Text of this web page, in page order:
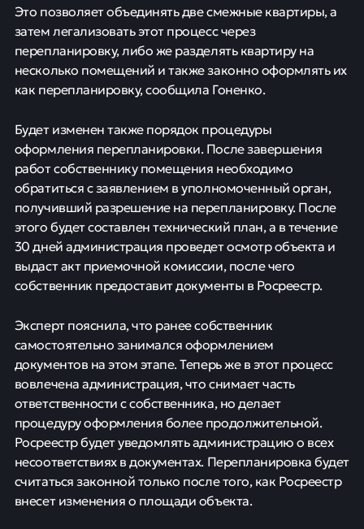
Это позволяет объединять две смежные квартиры, а
затем легализовать этот процесс через
перепланировку, либо же разделять квартиру на
несколько помещений и также законно оформлять их
как перепланировку, сообщила Гоненко.
Будет изменен также порядок процедуры
оформления перепланировки. После завершения
работ собственнику помещения необходимо
обратиться с заявлением в уполномоченный орган,
получивший разрешение на перепланировку. После
этого будет составлен технический план, а в течение
30 дней администрация проведет осмотр объекта и
выдаст акт приемочной комиссии, после чего
собственник предоставит документы в Росреестр.
Эксперт пояснила, что ранее собственник
самостоятельно занимался оформлением
документов на этом этапе. Теперь же в этот процесс
вовлечена администрация, что снимает часть
ответственности с собственника, но делает
процедуру оформления более продолжительной.
Росреестр будет уведомлять администрацию о всех
несоответствиях в документах. Перепланировка будет
считаться законной только после того, как Росреестр
внесет изменения о площади объекта.